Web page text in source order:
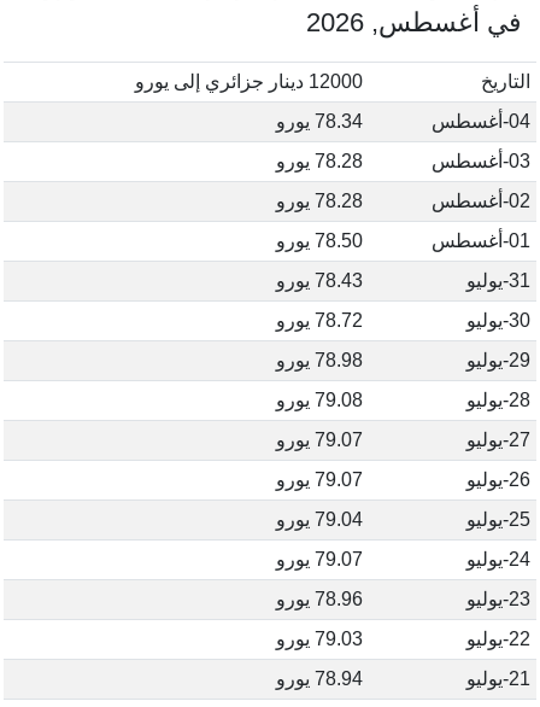
في أغسطس, 2026
التاريخ
12000 دينار جزائري إلى يورو
04-أغسطس
78.34 يورو
03-أغسطس
78.28 يورو
02-أغسطس
78.28 يورو
01-أغسطس
78.50 يورو
31-يوليو
78.43 يورو
30-يوليو
78.72 يورو
29-يوليو
78.98 يورو
28-يوليو
79.08 يورو
27-يوليو
79.07 يورو
26-يوليو
79.07 يورو
25-يوليو
79.04 يورو
24-يوليو
79.07 يورو
23-يوليو
78.96 يورو
22-يوليو
79.03 يورو
21-يوليو
78.94 يورو